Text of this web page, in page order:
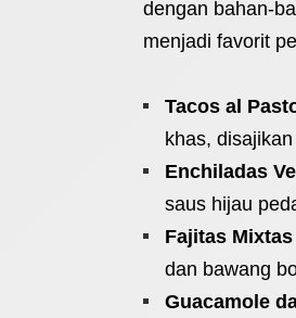
dengan bahan-
menjadi favorit
Tacos al
khas,
Enchiladas
saus hijau
Fajitas Mixtas
dan bawang
Guacamole